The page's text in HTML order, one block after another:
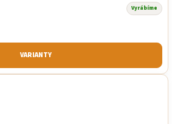
Vyrábíme
VARIANTY